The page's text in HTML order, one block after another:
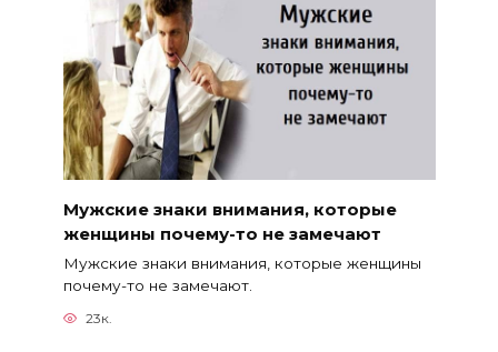
Мужские знаки внимания, которые
женщины почему-то не замечают
Мужские знаки внимания, которые женщины
почему-то не замечают.
23к.